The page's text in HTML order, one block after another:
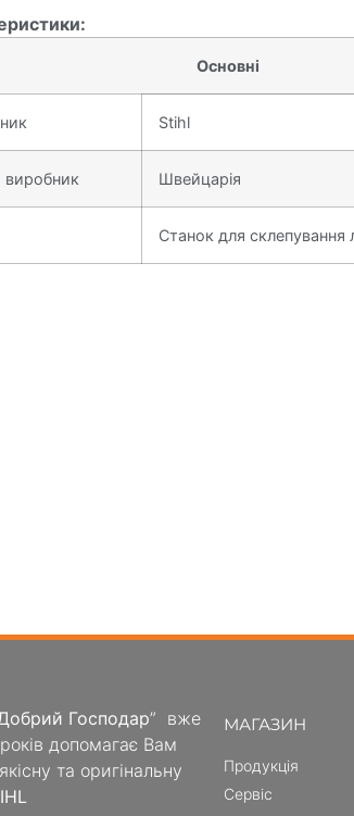
Основні
Stihl
виробник Швейцарія
Станок для склепування
Господар” вже
років допомагає Вам
та оригінальну
МАГАЗИН
Продукція
Сервіс